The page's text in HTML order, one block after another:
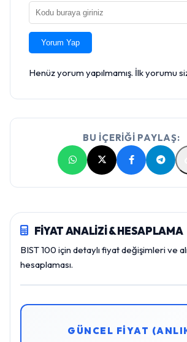
Yorum Yap
Henüz yorum yapılmamış. İlk yorumu
BU İÇERİĞİ PAYLAŞ:
FİYAT ANALİZİ & HESAPLAMA
BIST 100 için detaylı fiyat değişimleri ve
hesaplaması.
GÜNCEL FİYAT